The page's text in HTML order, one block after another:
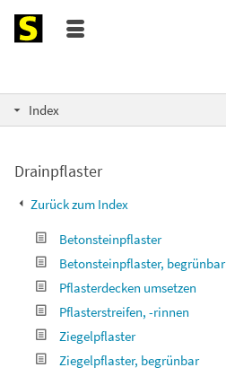
Index
Drainpflaster
Zurück zum Index
Betonsteinpflaster
Betonsteinpflaster, begrünbar
Pflasterdecken umsetzen
Pflasterstreifen, -rinnen
Ziegelpflaster
Ziegelpflaster, begrünbar